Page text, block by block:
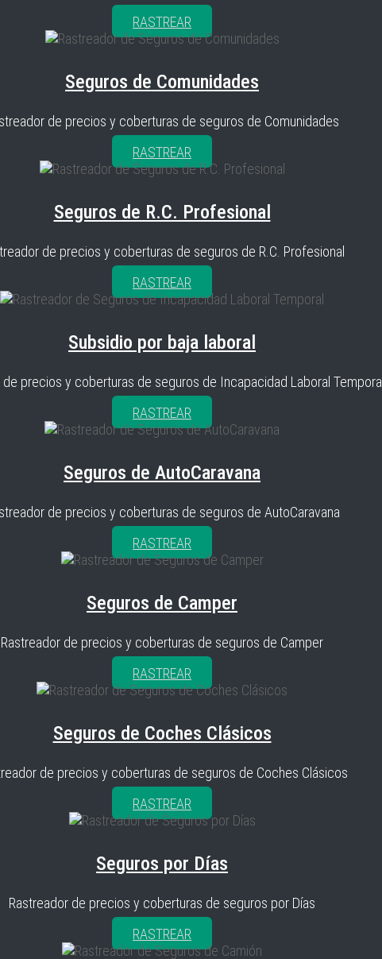
RASTREAR
Seguros de Comunidades
de precios y coberturas de seguros de Comunidades
RASTREAR
Seguros de R.C. Profesional
de precios y coberturas de seguros de R.C. Profesional
RASTREAR
Subsidio por baja laboral
precios y coberturas de seguros de Incapacidad Laboral Temporal
RASTREAR
Seguros de AutoCaravana
de precios y coberturas de seguros de AutoCaravana
RASTREAR
Seguros de Camper
Rastreador de precios y coberturas de seguros de Camper
RASTREAR
Seguros de Coches Clásicos
de precios y coberturas de seguros de Coches Clásicos
RASTREAR
Seguros por Días
Rastreador de precios y coberturas de seguros por Días
RASTREAR